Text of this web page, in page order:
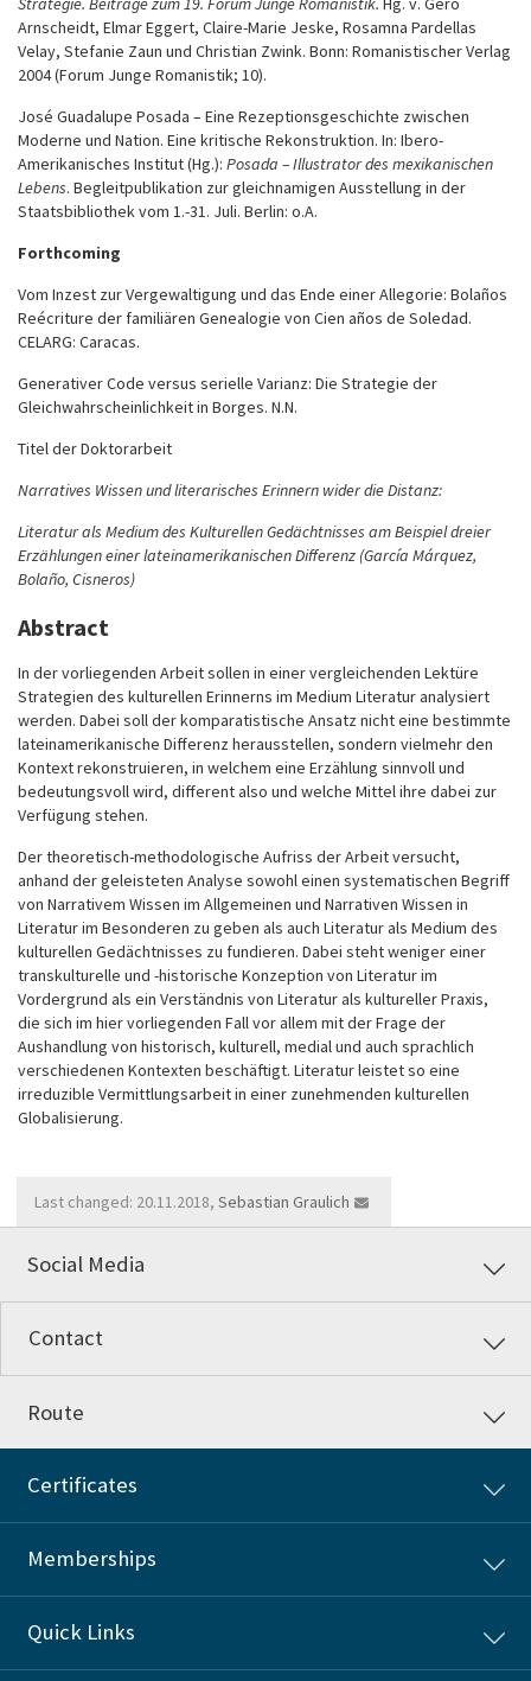
Arnscheidt, Elmar Eggert, Claire-Marie Jeske, Rosamna Pardellas
Velay, Stefanie Zaun und Christian Zwink. Bonn: Romanistischer Verlag
2004 (Forum Junge Romanistik; 10).
José Guadalupe Posada – Eine Rezeptionsgeschichte zwischen
Moderne und Nation. Eine kritische Rekonstruktion. In: Ibero-
Amerikanisches Institut (Hg.): Posada – Illustrator des mexikanischen
Lebens. Begleitpublikation zur gleichnamigen Ausstellung in der
Staatsbibliothek vom 1.-31. Juli. Berlin: o.A.
Forthcoming
Vom Inzest zur Vergewaltigung und das Ende einer Allegorie: Bolaños
Reécriture der familiären Genealogie von Cien años de Soledad.
CELARG: Caracas.
Generativer Code versus serielle Varianz: Die Strategie der
Gleichwahrscheinlichkeit in Borges. N.N.
Titel der Doktorarbeit
Narratives Wissen und literarisches Erinnern wider die Distanz:
Literatur als Medium des Kulturellen Gedächtnisses am Beispiel dreier
Erzählungen einer lateinamerikanischen Differenz (García Márquez,
Bolaño, Cisneros)
Abstract
In der vorliegenden Arbeit sollen in einer vergleichenden Lektüre
Strategien des kulturellen Erinnerns im Medium Literatur analysiert
werden. Dabei soll der komparatistische Ansatz nicht eine bestimmte
lateinamerikanische Differenz herausstellen, sondern vielmehr den
Kontext rekonstruieren, in welchem eine Erzählung sinnvoll und
bedeutungsvoll wird, different also und welche Mittel ihre dabei zur
Verfügung stehen.
Der theoretisch-methodologische Aufriss der Arbeit versucht,
anhand der geleisteten Analyse sowohl einen systematischen Begriff
von Narrativem Wissen im Allgemeinen und Narrativen Wissen in
Literatur im Besonderen zu geben als auch Literatur als Medium des
kulturellen Gedächtnisses zu fundieren. Dabei steht weniger einer
transkulturelle und -historische Konzeption von Literatur im
Vordergrund als ein Verständnis von Literatur als kultureller Praxis,
die sich im hier vorliegenden Fall vor allem mit der Frage der
Aushandlung von historisch, kulturell, medial und auch sprachlich
verschiedenen Kontexten beschäftigt. Literatur leistet so eine
irreduzible Vermittlungsarbeit in einer zunehmenden kulturellen
Globalisierung.
Last changed: 20.11.2018, Sebastian Graulich
Social Media
Contact
Route
Certificates
Memberships
Quick Links